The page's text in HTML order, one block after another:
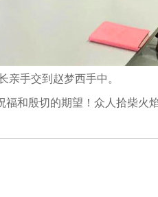
手交到赵梦西手中。
和殷切的期望！众人拾柴火